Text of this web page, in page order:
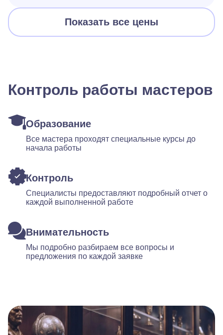
Показать все цены
Контроль работы мастеров
Образование
Все мастера проходят специальные курсы до
начала работы
Контроль
Специалисты предоставляют подробный отчет о
каждой выполненной работе
Внимательность
Мы подробно разбираем все вопросы и
предложения по каждой заявке